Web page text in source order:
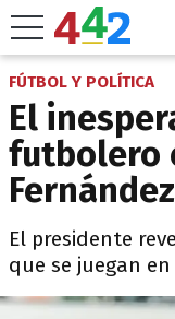
FÚTBOL Y POLÍTICA
El
futbolero
El presidente
que se juegan